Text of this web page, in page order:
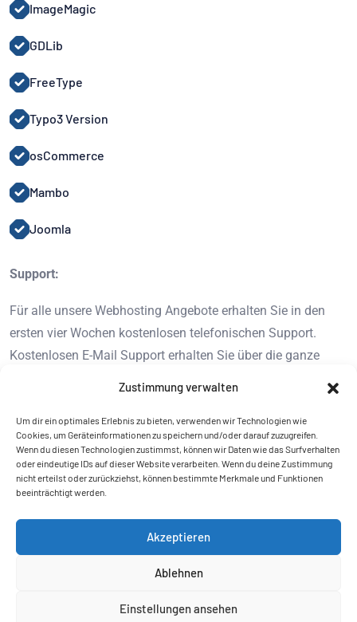
Zustimmung verwalten
Um dir ein optimales Erlebnis zu bieten, verwenden wir Technologien wie
Cookies, um Geräteinformationen zu speichern und/oder darauf zuzugreifen.
Wenn du diesen Technologien zustimmst, können wir Daten wie das Surfverhalten
oder eindeutige IDs auf dieser Website verarbeiten. Wenn du deine Zustimmung
nicht erteilst oder zurückziehst, können bestimmte Merkmale und Funktionen
beeinträchtigt werden.
Akzeptieren
Ablehnen
Einstellungen ansehen
ImageMagic
GDLib
FreeType
Typo3 Version
osCommerce
Mambo
Joomla
Support:
Für alle unsere Webhosting Angebote erhalten Sie in den
ersten vier Wochen kostenlosen telefonischen Support.
Kostenlosen E-Mail Support erhalten Sie über die ganze
KONTAKT